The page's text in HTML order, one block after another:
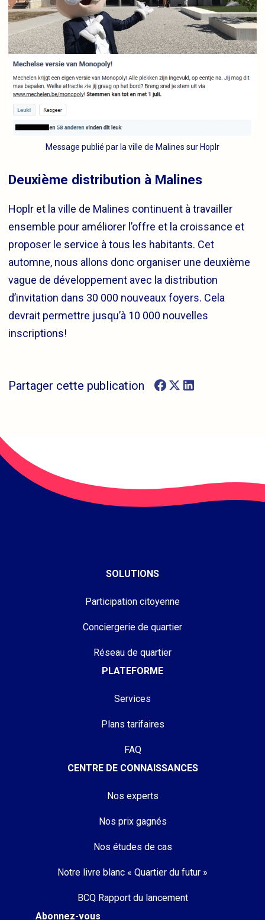
Message publié par la ville de Malines sur Hoplr
Deuxième distribution à Malines
Hoplr et la ville de Malines continuent à travailler
ensemble pour améliorer l’offre et la croissance et
proposer le service à tous les habitants. Cet
automne, nous allons donc organiser une deuxième
vague de développement avec la distribution
d’invitation dans 30 000 nouveaux foyers. Cela
devrait permettre jusqu’à 10 000 nouvelles
inscriptions!
Partager cette publication
SOLUTIONS
Participation citoyenne
Conciergerie de quartier
Réseau de quartier
PLATEFORME
Services
Plans tarifaires
FAQ
CENTRE DE CONNAISSANCES
Nos experts
Nos prix gagnés
Nos études de cas
Notre livre blanc « Quartier du futur »
BCQ Rapport du lancement
Abonnez-vous